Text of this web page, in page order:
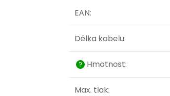
EAN:
Délka kabelu:
? Hmotnost:
Max. tlak: